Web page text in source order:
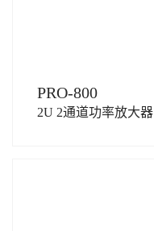
PRO-800
2U 2通道功率放大器